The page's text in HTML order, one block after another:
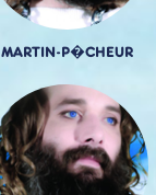
MARTIN-P�CHEUR